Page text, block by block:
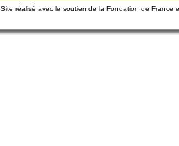
Site réalisé avec le soutien de la Fondation de France